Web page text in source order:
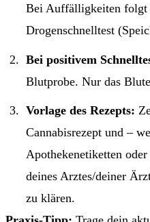
Bei Auffälligkeiten
Drogenschnelltest
Bei positivem
Blutprobe. Nur das
Vorlage des Rezepts:
Cannabisrezept und –
Apothekenetiketten
deines Arztes/deiner
zu klären.